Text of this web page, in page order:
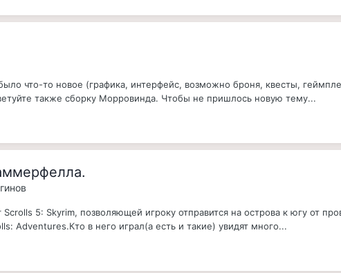
что-то новое (графика, интерфейс, возможно броня, квесты,
также сборку Морровинда. Чтобы не пришлось новую тему...
5: Skyrim, позволяющей игроку отправится на острова к югу от
Adventures.Кто в него играл(а есть и такие) увидят много...